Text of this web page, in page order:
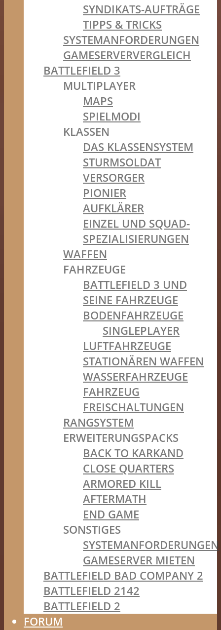
SYNDIKATS-AUFTRÄGE
TIPPS & TRICKS
SYSTEMANFORDERUNGEN
GAMESERVERVERGLEICH
BATTLEFIELD 3
MULTIPLAYER
MAPS
SPIELMODI
KLASSEN
DAS KLASSENSYSTEM
STURMSOLDAT
VERSORGER
PIONIER
AUFKLÄRER
EINZEL UND SQUAD-
SPEZIALISIERUNGEN
WAFFEN
FAHRZEUGE
BATTLEFIELD 3 UND
SEINE FAHRZEUGE
BODENFAHRZEUGE
SINGLEPLAYER
LUFTFAHRZEUGE
STATIONÄREN WAFFEN
WASSERFAHRZEUGE
FAHRZEUG
FREISCHALTUNGEN
RANGSYSTEM
ERWEITERUNGSPACKS
BACK TO KARKAND
CLOSE QUARTERS
ARMORED KILL
AFTERMATH
END GAME
SONSTIGES
SYSTEMANFORDERUNGEN
GAMESERVER MIETEN
BATTLEFIELD BAD COMPANY 2
BATTLEFIELD 2142
BATTLEFIELD 2
FORUM